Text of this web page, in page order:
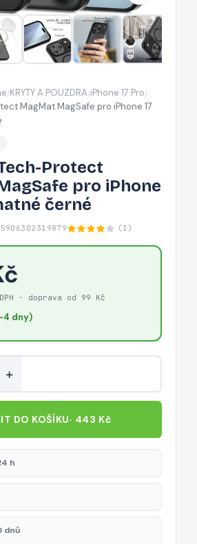
iPhone
17
Pro
–
černé
/KRYTY A POUZDRA/iPhone 17 Pro/
MagMat MagSafe pro iPhone 17
Protect
pro iPhone
černé
(1)
· doprava od 99 Kč
4 dny)
+
DO KOŠÍKU· 443 Kč
h
dnů